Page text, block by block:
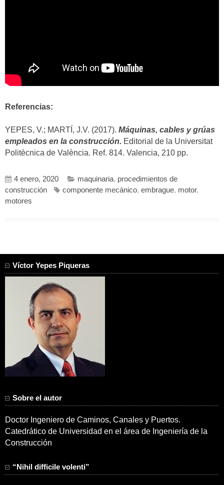
Referencias:
YEPES, V.; MARTÍ, J.V. (2017). Máquinas, cables y grúas
empleados en la construcción. Editorial de la Universitat
Politècnica de València. Ref. 814. Valencia, 210 pp.
4 enero, 2020 maquinaria, procedimientos de
construcción
componente mecánico, embrague, motor,
motores
Víctor Yepes Piqueras
Sobre el autor
Doctor Ingeniero de Caminos, Canales y Puertos.
Catedrático de Universidad en el área de Ingeniería de la
Construcción
“Nihil difficile volenti”